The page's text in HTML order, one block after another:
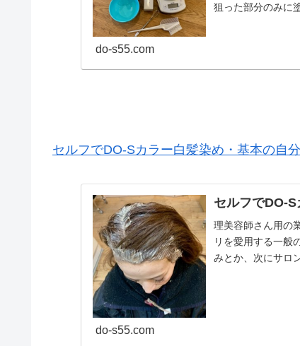
狙った部分のみに
do-s55.com
セルフでDO-Sカラー白髪染め・基本の自
セルフでDO-
理美容師さん用の
リを愛用する一般
みとか、次にサロ
do-s55.com